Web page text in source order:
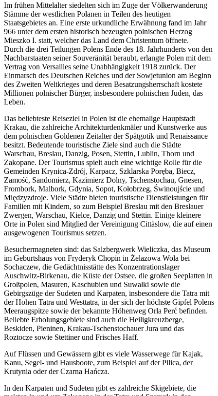
Im frühen Mittelalter siedelten sich im Zuge der Völkerwanderung
Stämme der westlichen Polanen in Teilen des heutigen
Staatsgebietes an. Eine erste urkundliche Erwähnung fand im Jahr
966 unter dem ersten historisch bezeugten polnischen Herzog
Mieszko I. statt, welcher das Land dem Christentum öffnete.
Durch die drei Teilungen Polens Ende des 18. Jahrhunderts von den
Nachbarstaaten seiner Souveränität beraubt, erlangte Polen mit dem
Vertrag von Versailles seine Unabhängigkeit 1918 zurück. Der
Einmarsch des Deutschen Reiches und der Sowjetunion am Beginn
des Zweiten Weltkrieges und deren Besatzungsherrschaft kostete
Millionen polnischer Bürger, insbesondere polnischen Juden, das
Leben.
Das beliebteste Reiseziel in Polen ist die ehemalige Hauptstadt
Krakau, die zahlreiche Architekturdenkmäler und Kunstwerke aus
dem polnischen Goldenen Zeitalter der Spätgotik und Renaissance
besitzt. Bedeutende touristische Ziele sind auch die Städte
Warschau, Breslau, Danzig, Posen, Stettin, Lublin, Thorn und
Zakopane. Der Tourismus spielt auch eine wichtige Rolle für die
Gemeinden Krynica-Zdrój, Karpacz, Szklarska Poręba, Biecz,
Zamość, Sandomierz, Kazimierz Dolny, Tschenstochau, Gnesen,
Frombork, Malbork, Gdynia, Sopot, Kołobrzeg, Świnoujście und
Międzyzdroje. Viele Städte bieten touristische Dienstleistungen für
Familien mit Kindern, so zum Beispiel Breslau mit den Breslauer
Zwergen, Warschau, Kielce, Danzig und Stettin. Einige kleinere
Orte in Polen sind Mitglied der Vereinigung Cittàslow, die auf einen
ausgewogenen Tourismus setzen.
Besuchermagneten sind: das Salzbergwerk Wieliczka, das Museum
im Geburtshaus von Fryderyk Chopin in Żelazowa Wola bei
Sochaczew, die Gedächtnisstätte des Konzentrationslager
Auschwitz-Birkenau, die Küste der Ostsee, die großen Seeplatten in
Großpolen, Masuren, Kaschubien und Suwalki sowie die
Gebirgszüge der Sudeten und Karpaten, insbesondere die Tatra mit
der Hohen Tatra und Westtatra, in der sich der höchste Gipfel Polens
Meeraugspitze sowie der bekannte Höhenweg Orla Perć befinden.
Beliebte Erholungsgebiete sind auch die Heiligkreuzberge,
Beskiden, Pieninen, Krakau-Tschenstochauer Jura und das
Roztocze sowie Stettiner und Frisches Haff.
Auf Flüssen und Gewässern gibt es viele Wasserwege für Kajak,
Kanu, Segel- und Hausboote, zum Beispiel auf der Pilica, der
Krutynia oder der Czarna Hańcza.
In den Karpaten und Sudeten gibt es zahlreiche Skigebiete, die